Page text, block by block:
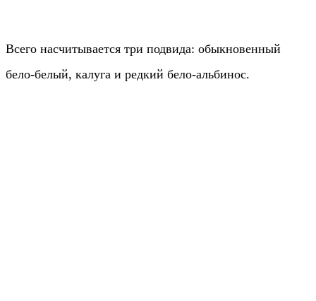
Всего насчитывается три подвида: обыкновенный
бело-белый, калуга и редкий бело-альбинос.